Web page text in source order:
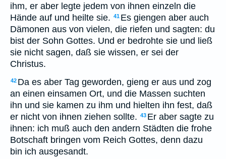
ihm, er aber legte jedem von ihnen einzeln die
Hände auf und heilte sie. 41 Es giengen aber auch
Dämonen aus von vielen, die riefen und sagten: du
bist der Sohn Gottes. Und er bedrohte sie und ließ
sie nicht sagen, daß sie wissen, er sei der
Christus.
42 Da es aber Tag geworden, gieng er aus und zog
an einen einsamen Ort, und die Massen suchten
ihn und sie kamen zu ihm und hielten ihn fest, daß
er nicht von ihnen ziehen sollte. 43 Er aber sagte zu
ihnen: ich muß auch den andern Städten die frohe
Botschaft bringen vom Reich Gottes, denn dazu
bin ich ausgesandt.